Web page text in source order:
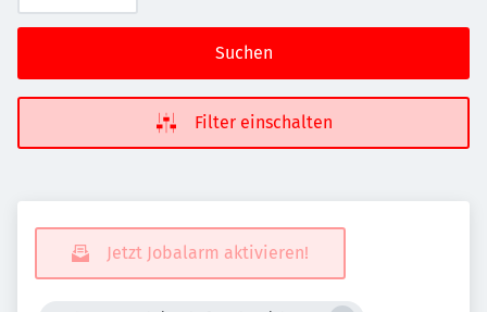
Suchen
Filter einschalten
Jetzt Jobalarm aktivieren!